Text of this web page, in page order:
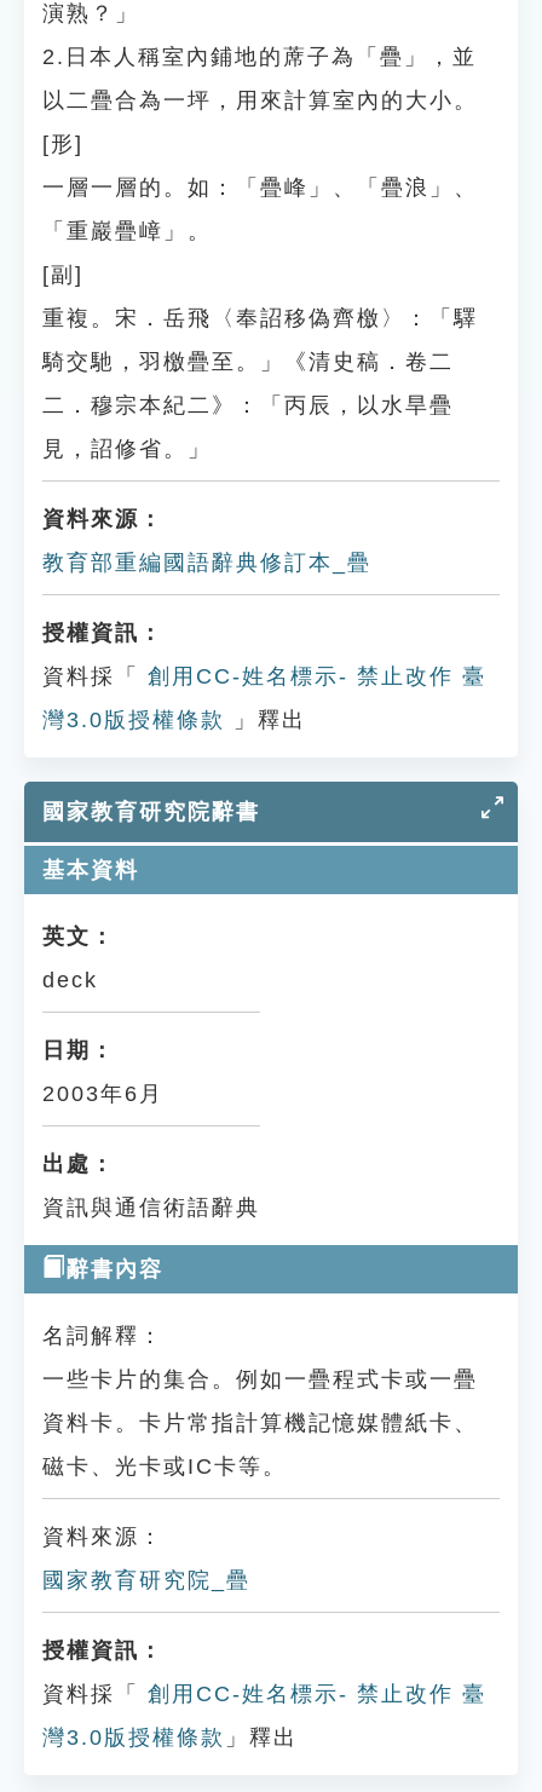
演熟？」
2.日本人稱室內鋪地的蓆子為「疊」，並
以二疊合為一坪，用來計算室內的大小。
[形]
一層一層的。如：「疊峰」、「疊浪」、
「重巖疊嶂」。
[副]
重複。宋．岳飛〈奉詔移偽齊檄〉：「驛
騎交馳，羽檄疊至。」《清史稿．卷二
二．穆宗本紀二》：「丙辰，以水旱疊
見，詔修省。」
資料來源：
教育部重編國語辭典修訂本_疊
授權資訊：
資料採「
創用CC-姓名標示- 禁止改作 臺
灣3.0版授權條款
」釋出
國家教育研究院辭書
基本資料
英文：
deck
日期：
2003年6月
出處：
資訊與通信術語辭典
辭書內容
名詞解釋：
一些卡片的集合。例如一疊程式卡或一疊
資料卡。卡片常指計算機記憶媒體紙卡、
磁卡、光卡或IC卡等。
資料來源：
國家教育研究院_疊
授權資訊：
資料採「
創用CC-姓名標示- 禁止改作 臺
灣3.0版授權條款 」釋出